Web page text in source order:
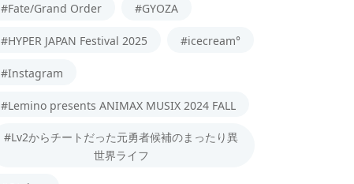
#Fate/Grand Order #GYOZA
#HYPER JAPAN Festival 2025 #icecream°
#Instagram
#Lemino presents ANIMAX MUSIX 2024 FALL
#Lv2からチートだった元勇者候補のまったり異
世界ライフ